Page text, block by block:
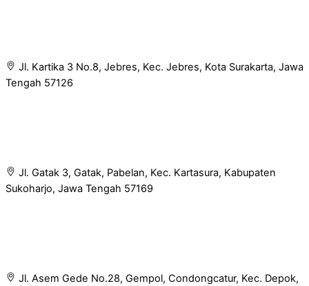
Jl. Kartika 3 No.8, Jebres, Kec. Jebres, Kota Surakarta, Jawa
Tengah 57126
Jl. Gatak 3, Gatak, Pabelan, Kec. Kartasura, Kabupaten
Sukoharjo, Jawa Tengah 57169
Jl. Asem Gede No.28, Gempol, Condongcatur, Kec. Depok,